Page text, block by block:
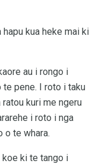
hapu kua heke mai ki
au i rongo i
pene. I roto i taku
kuri me ngeru
i roto i nga
o te whara.
koe ki te tango i